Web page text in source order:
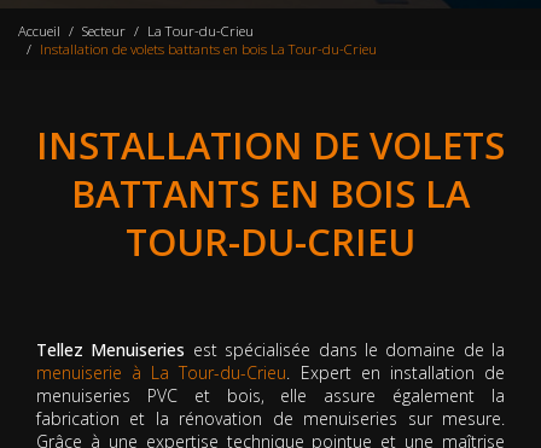
Accueil Secteur
La Tour-du-Crieu
Installation de volets battants en bois La Tour-du-Crieu
INSTALLATION DE VOLETS
BATTANTS EN BOIS LA
TOUR-DU-CRIEU
Tellez Menuiseries est spécialisée dans le domaine de la
menuiserie à La Tour-du-Crieu. Expert en installation de
menuiseries PVC et bois, elle assure également la
fabrication et la rénovation de menuiseries sur mesure.
Grâce à une expertise technique pointue et une maîtrise